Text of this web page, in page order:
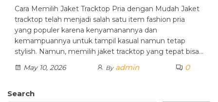
Cara Memilih Jaket Tracktop Pria dengan Mudah Jaket
tracktop telah menjadi salah satu item fashion pria
yang populer karena kenyamanannya dan
kemampuannya untuk tampil kasual namun tetap
stylish. Namun, memilih jaket tracktop yang tepat bisa…
May 10, 2026
By admin 0
Search